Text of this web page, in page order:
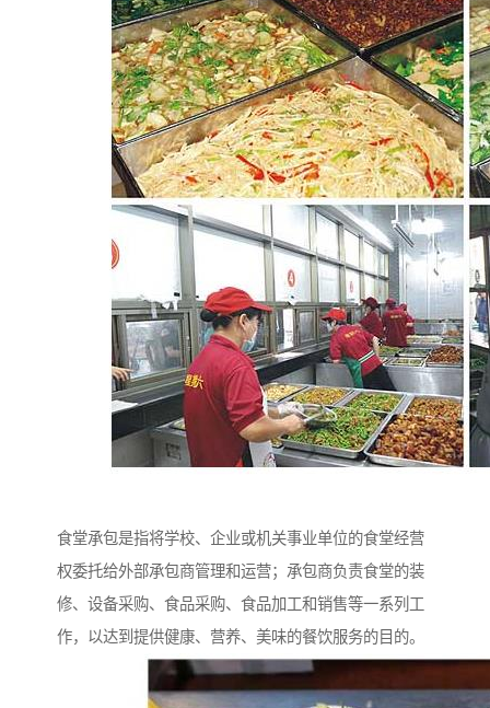
食堂承包是指将学校、企业或机关事业单位的食堂经营
权委托给外部承包商管理和运营；承包商负责食堂的装
修、设备采购、食品采购、食品加工和销售等一系列工
作，以达到提供健康、营养、美味的餐饮服务的目的。